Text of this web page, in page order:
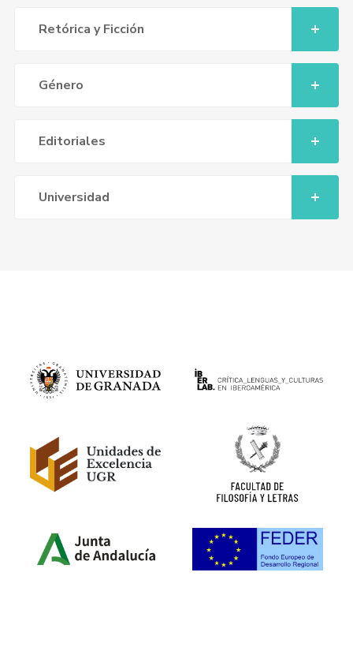
Retórica y Ficción
Género
Editoriales
Universidad